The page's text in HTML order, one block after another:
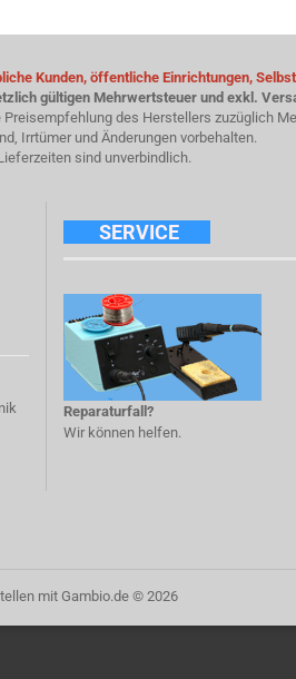
Kunden, öffentliche Einrichtungen,
gültigen Mehrwertsteuer und exkl.
des Herstellers zuzüglich
Irrtümer und Änderungen vorbehalten.
sind unverbindlich.
SERVICE
Reparaturfall?
Wir können helfen.
mit Gambio.de © 2026